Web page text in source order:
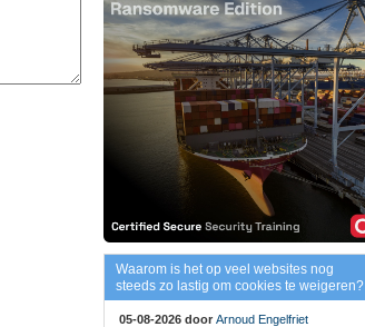
Waarom is het op veel websites nog
steeds zo lastig om cookies te weigeren?
05-08-2026 door Arnoud Engelfriet